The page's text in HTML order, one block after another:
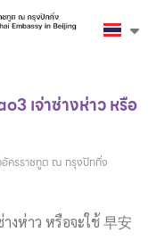
เจ่าซ่างห่าว หรือ
อัครราชทูต ณ กรุงปักกิ่ง
งห่าว หรือจะใช้ 早安